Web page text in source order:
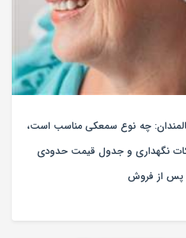
چه نوع سمعکی مناسب است،
نکات نگهداری و جدول قیمت حدودی
پس از فروش